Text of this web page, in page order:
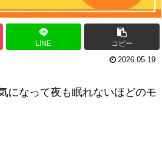
LINE コピー
2026.05.19
になって夜も眠れないほどのモ